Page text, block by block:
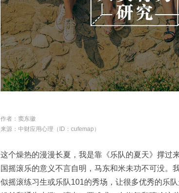
作者：窦东徽
来源：中财应用心理（ ID：cufemap ）
这个燥热的漫漫长夏，我是靠《乐队的夏天》撑过
国摇滚乐的意义不言自明，马东和米未功不可没。
似摇滚练习生或乐队101的秀场，让很多优秀的乐